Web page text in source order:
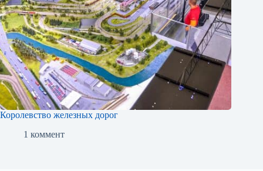
Королевство железных дорог
1 коммент